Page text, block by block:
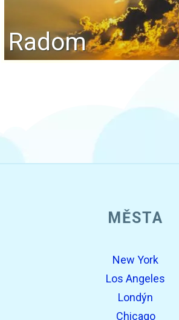
Radom
MĚSTA
New York
Los Angeles
Londýn
Chicago